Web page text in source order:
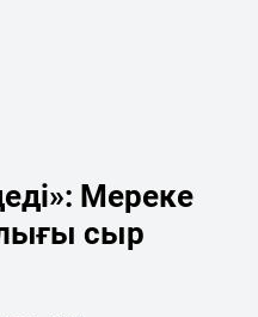
Мереке
сыр